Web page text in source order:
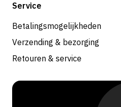
Service
Betalingsmogelijkheden
Verzending & bezorging
Retouren & service